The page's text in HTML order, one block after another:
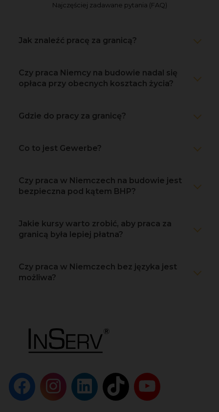
Najczęściej zadawane pytania (FAQ)
Jak znaleźć pracę za granicą?
Czy praca Niemcy na budowie nadal się
opłaca przy obecnych kosztach życia?
Gdzie do pracy za granicę?
Co to jest Gewerbe?
Czy praca w Niemczech na budowie jest
bezpieczna pod kątem BHP?
Jakie kursy warto zrobić, aby praca za
granicą była lepiej płatna?
Czy praca w Niemczech bez języka jest
możliwa?